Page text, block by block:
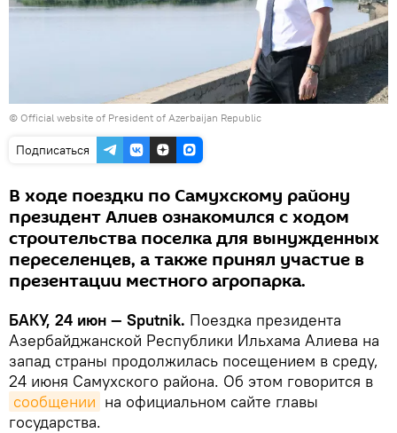
© Official website of President of Azerbaijan Republic
Подписаться
В ходе поездки по Самухскому району
президент Алиев ознакомился с ходом
строительства поселка для вынужденных
переселенцев, а также принял участие в
презентации местного агропарка.
БАКУ, 24 июн — Sputnik. Поездка президента
Азербайджанской Республики Ильхама Алиева на
запад страны продолжилась посещением в среду,
24 июня Самухского района. Об этом говорится в
сообщении на официальном сайте главы
государства.